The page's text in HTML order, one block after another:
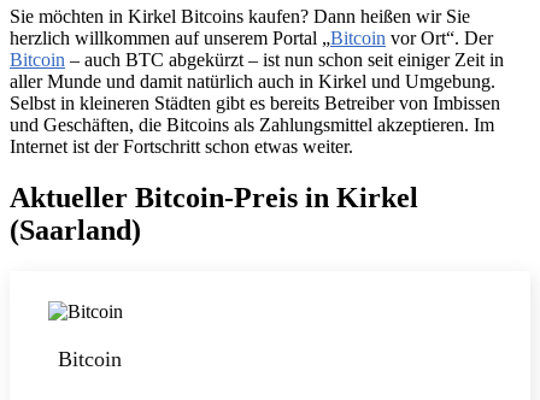
Sie möchten in Kirkel Bitcoins kaufen? Dann heißen wir Sie
herzlich willkommen auf unserem Portal „Bitcoin vor Ort“. Der
Bitcoin – auch BTC abgekürzt – ist nun schon seit einiger Zeit in
aller Munde und damit natürlich auch in Kirkel und Umgebung.
Selbst in kleineren Städten gibt es bereits Betreiber von Imbissen
und Geschäften, die Bitcoins als Zahlungsmittel akzeptieren. Im
Internet ist der Fortschritt schon etwas weiter.
Aktueller Bitcoin-Preis in Kirkel
(Saarland)
Bitcoin